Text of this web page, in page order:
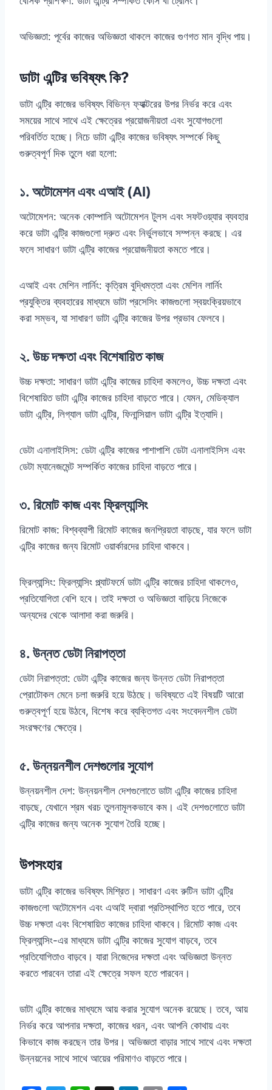
অভিজ্ঞতা: পূর্বের কাজের অভিজ্ঞতা থাকলে কাজের গুণগত মান বৃদ্ধি পায়।
ডাটা এন্টির ভবিষ্যৎ কি?
ডাটা এন্ট্রি কাজের ভবিষ্যৎ বিভিন্ন ফ্যাক্টরের উপর নির্ভর করে এবং
সময়ের সাথে সাথে এই ক্ষেত্রের প্রয়োজনীয়তা এবং সুযোগগুলো
পরিবর্তিত হচ্ছে। নিচে ডাটা এন্ট্রি কাজের ভবিষ্যৎ সম্পর্কে কিছু
গুরুত্বপূর্ণ দিক তুলে ধরা হলো:
১. অটোমেশন এবং এআই (AI)
অটোমেশন: অনেক কোম্পানি অটোমেশন টুলস এবং সফটওয়্যার ব্যবহার
করে ডাটা এন্ট্রি কাজগুলো দ্রুত এবং নির্ভুলভাবে সম্পন্ন করছে। এর
ফলে সাধারণ ডাটা এন্ট্রি কাজের প্রয়োজনীয়তা কমতে পারে।
এআই এবং মেশিন লার্নিং: কৃত্রিম বুদ্ধিমত্তা এবং মেশিন লার্নিং
প্রযুক্তির ব্যবহারের মাধ্যমে ডাটা প্রসেসিং কাজগুলো স্বয়ংক্রিয়ভাবে
করা সম্ভব, যা সাধারণ ডাটা এন্ট্রি কাজের উপর প্রভাব ফেলবে।
২. উচ্চ দক্ষতা এবং বিশেষায়িত কাজ
উচ্চ দক্ষতা: সাধারণ ডাটা এন্ট্রি কাজের চাহিদা কমলেও, উচ্চ দক্ষতা এবং
বিশেষায়িত ডাটা এন্ট্রি কাজের চাহিদা বাড়তে পারে। যেমন, মেডিক্যাল
ডাটা এন্ট্রি, লিগ্যাল ডাটা এন্ট্রি, ফিনান্সিয়াল ডাটা এন্ট্রি ইত্যাদি।
ডেটা এনালাইসিস: ডেটা এন্ট্রি কাজের পাশাপাশি ডেটা এনালাইসিস এবং
ডেটা ম্যানেজমেন্ট সম্পর্কিত কাজের চাহিদা বাড়তে পারে।
৩. রিমোট কাজ এবং ফ্রিল্যান্সিং
রিমোট কাজ: বিশ্বব্যাপী রিমোট কাজের জনপ্রিয়তা বাড়ছে, যার ফলে ডাটা
এন্ট্রি কাজের জন্য রিমোট ওয়ার্কারদের চাহিদা থাকবে।
ফ্রিল্যান্সিং: ফ্রিল্যান্সিং প্ল্যাটফর্মে ডাটা এন্ট্রি কাজের চাহিদা থাকলেও,
প্রতিযোগিতা বেশি হবে। তাই দক্ষতা ও অভিজ্ঞতা বাড়িয়ে নিজেকে
অন্যদের থেকে আলাদা করা জরুরি।
৪. উন্নত ডেটা নিরাপত্তা
ডেটা নিরাপত্তা: ডেটা এন্ট্রি কাজের জন্য উন্নত ডেটা নিরাপত্তা
প্রোটোকল মেনে চলা জরুরি হয়ে উঠছে। ভবিষ্যতে এই বিষয়টি আরো
গুরুত্বপূর্ণ হয়ে উঠবে, বিশেষ করে ব্যক্তিগত এবং সংবেদনশীল ডেটা
সংরক্ষণের ক্ষেত্রে।
৫. উন্নয়নশীল দেশগুলোর সুযোগ
উন্নয়নশীল দেশ: উন্নয়নশীল দেশগুলোতে ডাটা এন্ট্রি কাজের চাহিদা
বাড়ছে, যেখানে শ্রম খরচ তুলনামূলকভাবে কম। এই দেশগুলোতে ডাটা
এন্ট্রি কাজের জন্য অনেক সুযোগ তৈরি হচ্ছে।
উপসংহার
ডাটা এন্ট্রি কাজের ভবিষ্যৎ মিশ্রিত। সাধারণ এবং রুটিন ডাটা এন্ট্রি
কাজগুলো অটোমেশন এবং এআই দ্বারা প্রতিস্থাপিত হতে পারে, তবে
উচ্চ দক্ষতা এবং বিশেষায়িত কাজের চাহিদা থাকবে। রিমোট কাজ এবং
ফ্রিল্যান্সিং-এর মাধ্যমে ডাটা এন্ট্রি কাজের সুযোগ বাড়বে, তবে
প্রতিযোগিতাও বাড়বে। যারা নিজেদের দক্ষতা এবং অভিজ্ঞতা উন্নত
করতে পারবেন তারা এই ক্ষেত্রে সফল হতে পারবেন।
ডাটা এন্ট্রি কাজের মাধ্যমে আয় করার সুযোগ অনেক রয়েছে। তবে, আয়
নির্ভর করে আপনার দক্ষতা, কাজের ধরন, এবং আপনি কোথায় এবং
কিভাবে কাজ করছেন তার উপর। অভিজ্ঞতা বাড়ার সাথে সাথে এবং দক্ষতা
উন্নয়নের সাথে সাথে আয়ের পরিমাণও বাড়তে পারে।